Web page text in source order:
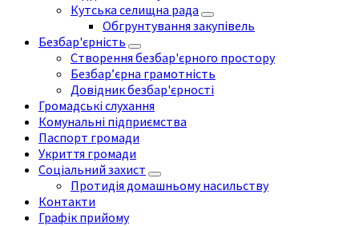
Кутська селищна рада
Обгрунтування закупівель
Безбар'єрність
Створення безбар'єрного простору
Безбар’єрна грамотність
Довідник безбар'єрності
Громадські слухання
Комунальні підприємства
Паспорт громади
Укриття громади
Соціальний захист
Протидія домашньому насильству
Контакти
Графік прийому